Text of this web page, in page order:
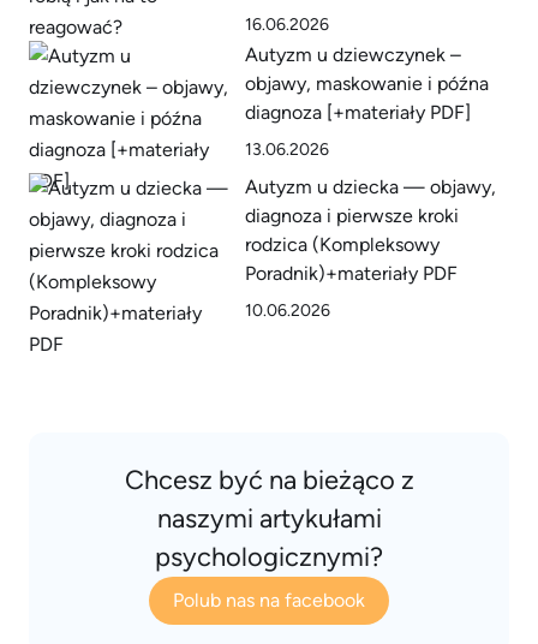
16.06.2026
Autyzm u dziewczynek –
objawy, maskowanie i późna
diagnoza [+materiały PDF]
13.06.2026
Autyzm u dziecka — objawy,
diagnoza i pierwsze kroki
rodzica (Kompleksowy
Poradnik)+materiały PDF
10.06.2026
Chcesz być na bieżąco z
naszymi artykułami
psychologicznymi?
Polub nas na facebook